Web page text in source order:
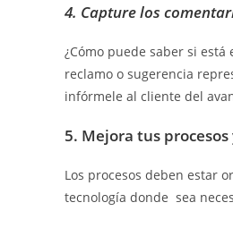
4. Capture los
¿Cómo puede saber si
reclamo o sugerencia
infórmele al cliente del
5. Mejora tus
Los procesos deben estar
tecnología donde sea